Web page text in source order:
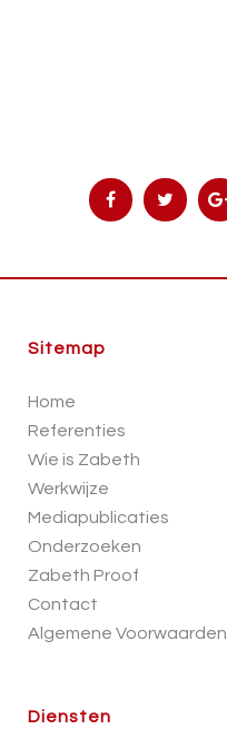
Sitemap
Home
Referenties
Wie is Zabeth
Werkwijze
Mediapublicaties
Onderzoeken
Zabeth Proof
Contact
Algemene Voorwaarden
Diensten